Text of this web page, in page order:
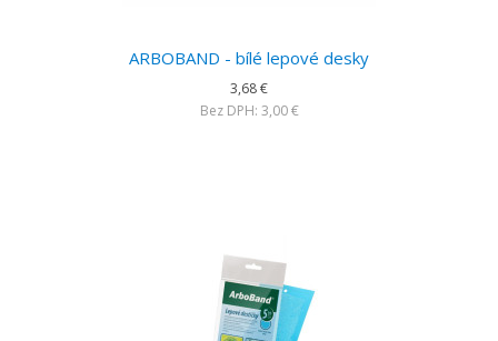
ARBOBAND - bílé lepové desky
3,68 €
Bez DPH: 3,00 €